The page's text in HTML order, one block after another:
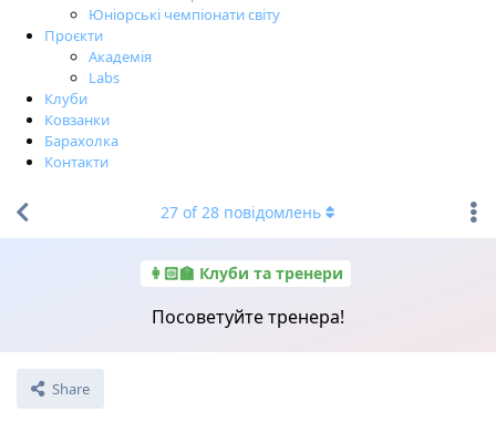
Юніорські чемпіонати світу
Проєкти
Академія
Labs
Клуби
Ковзанки
Барахолка
Контакти
👩🏻‍🏫 Клуби та тренери
Посоветуйте тренера!
Share
27 of28 повідомлень